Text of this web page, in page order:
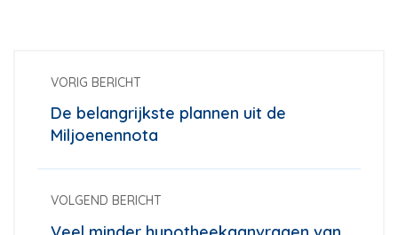
VORIG BERICHT
De belangrijkste plannen uit de
Miljoenennota
VOLGEND BERICHT